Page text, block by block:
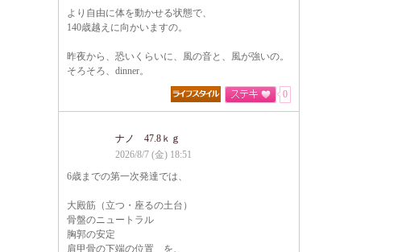
より自由に体を動かせる状態で、
140歳越えに向かいますの。
昨夜から、恐いくらいに、風の音と、風が強いの。
そろそろ、dinner。
0
ナノ 47.8ｋｇ
2026/8/7 (金) 18:51
6歳までの第一次発達では、
大殿筋（立つ・座るの土台）
骨盤のニュートラル
胸郭の安定
肩甲骨の下端の位置 を、